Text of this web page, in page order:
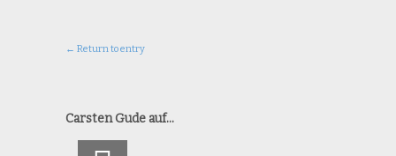
← Return to entry
Carsten Gude auf…